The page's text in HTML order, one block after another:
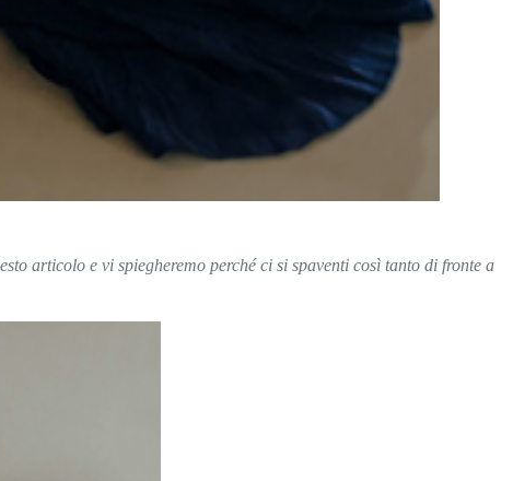
articolo e vi spiegheremo perché ci si spaventi così tanto di fronte a